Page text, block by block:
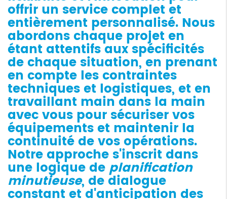
offrir un service complet et
entièrement personnalisé. Nous
abordons chaque projet en
étant attentifs aux spécificités
de chaque situation, en prenant
en compte les contraintes
techniques et logistiques, et en
travaillant main dans la main
avec vous pour sécuriser vos
équipements et maintenir la
continuité de vos opérations.
Notre approche s'inscrit dans
une logique de planification
minutieuse, de dialogue
constant et d'anticipation des